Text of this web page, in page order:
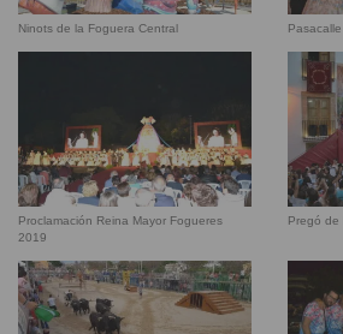
Ninots de la Foguera Central
Proclamación Reina Mayor Fogueres
2019
Pregó de